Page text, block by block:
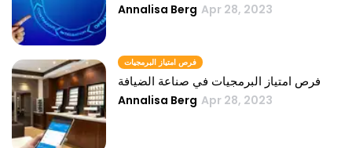
Annalisa Berg Apr 28, 2023
فرص امتياز البرمجيات
فرص امتياز البرمجيات في صناعة الضيافة
Annalisa Berg Apr 28, 2023